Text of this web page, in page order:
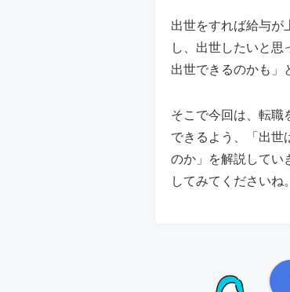
出世をすれば給与が
し、出世したいと思
出世できるのかも」
そこで今回は、転職
できるよう、「出世
のか」を解説してい
してみてくださいね。